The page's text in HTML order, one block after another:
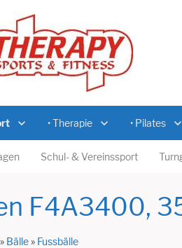
• Therapie • Pilates
Schul- & Vereinssport
F4A3400,
» Bälle» Fussbälle